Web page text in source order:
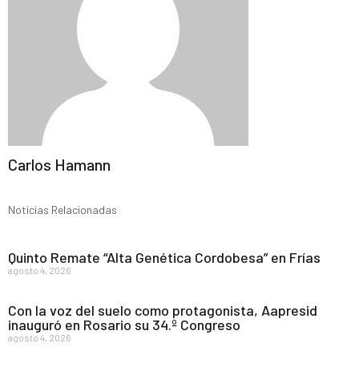
Carlos Hamann
Noticias Relacionadas
Quinto Remate “Alta Genética Cordobesa” en Frías
agosto 4, 2026
Con la voz del suelo como protagonista, Aapresid
inauguró en Rosario su 34.º Congreso
agosto 4, 2026